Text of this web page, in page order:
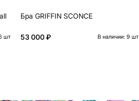
шт
Бра GRIFFIN SCONCE
53 000 ₽ В наличии: 9 шт